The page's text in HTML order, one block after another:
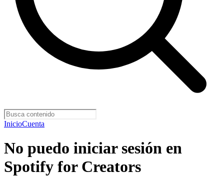
InicioCuenta
No puedo iniciar sesión en
Spotify for Creators